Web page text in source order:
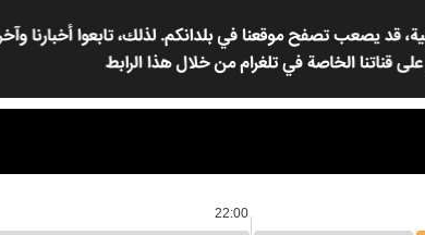
22:00